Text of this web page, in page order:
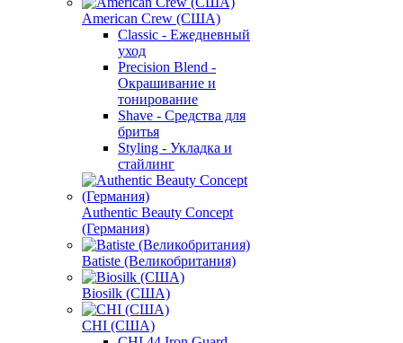
American Crew (США)
Classic - Ежедневный
уход
Precision Blend -
Окрашивание и
тонирование
Shave - Средства для
бритья
Styling - Укладка и
стайлинг
Authentic Beauty Concept
(Германия)
Batiste (Великобритания)
Biosilk (США)
CHI (США)